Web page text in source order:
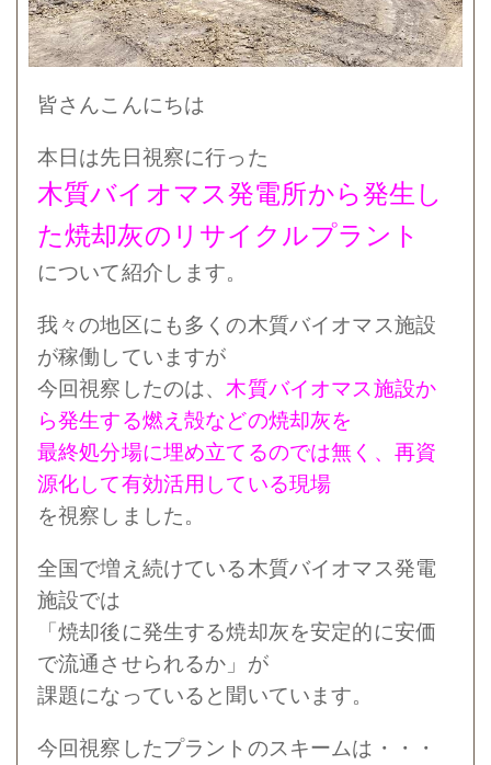
皆さんこんにちは
本日は先日視察に行った
木質バイオマス発電所から発生し
た焼却灰のリサイクルプラント
について紹介します。
我々の地区にも多くの木質バイオマス施設
が稼働していますが
今回視察したのは、 木質バイオマス施設か
ら発生する燃え殻などの焼却灰を
最終処分場に埋め立てるのでは無く、再資
源化して有効活用している現場
を視察しました。
全国で増え続けている木質バイオマス発電
施設では
「焼却後に発生する焼却灰を安定的に安価
で流通させられるか」が
課題になっていると聞いています。
今回視察したプラントのスキームは・・・